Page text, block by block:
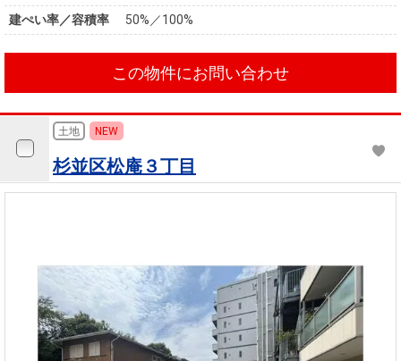
建ぺい率／容積率
50%／100%
この物件にお問い合わせ
土地 NEW
杉並区松庵３丁目